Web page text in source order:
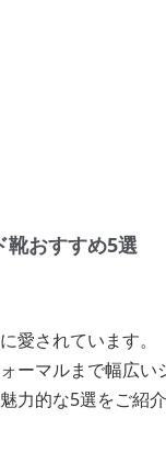
靴おすすめ5選
愛されています。
ーマルまで幅広い
力的な5選をご紹